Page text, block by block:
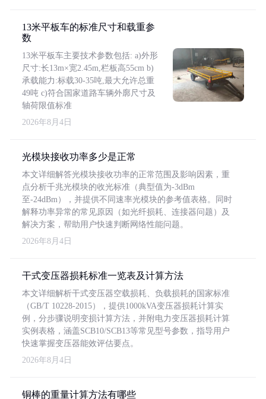
13米平板车的标准尺寸和载重参
数
13米平板车主要技术参数包括: a)外形
尺寸:长13m×宽2.45m,栏板高55cm b)
承载能力:标载30-35吨,最大允许总重
49吨 c)符合国家道路车辆外廓尺寸及
轴荷限值标准
2026年8月4日
光模块接收功率多少是正常
本文详细解答光模块接收功率的正常范围及影响因素，重
点分析千兆光模块的收光标准（典型值为-3dBm
至-24dBm），并提供不同速率光模块的参考值表格。同时
解释功率异常的常见原因（如光纤损耗、连接器问题）及
解决方案，帮助用户快速判断网络性能问题。
2026年8月4日
干式变压器损耗标准一览表及计算方法
本文详细解析干式变压器空载损耗、负载损耗的国家标准
（GB/T 10228-2015），提供1000kVA变压器损耗计算实
例，分步骤说明变损计算方法，并附电力变压器损耗计算
实例表格，涵盖SCB10/SCB13等常见型号参数，指导用户
快速掌握变压器能效评估要点。
2026年8月4日
铜棒的重量计算方法有哪些